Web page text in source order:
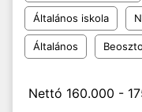
Általános iskola
Általános
Nettó 160.000 -